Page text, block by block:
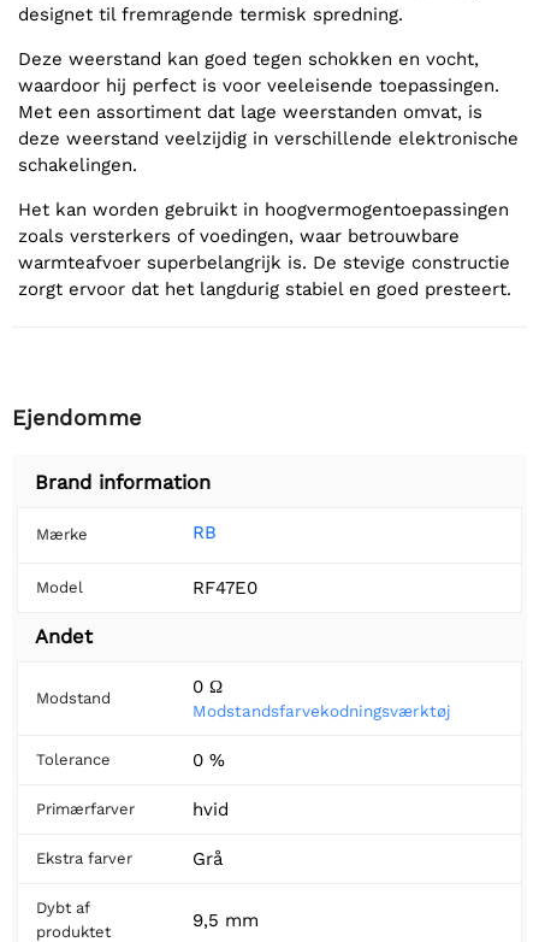
designet til fremragende termisk spredning.
Deze weerstand kan goed tegen schokken en vocht,
waardoor hij perfect is voor veeleisende toepassingen.
Met een assortiment dat lage weerstanden omvat, is
deze weerstand veelzijdig in verschillende elektronische
schakelingen.
Het kan worden gebruikt in hoogvermogentoepassingen
zoals versterkers of voedingen, waar betrouwbare
warmteafvoer superbelangrijk is. De stevige constructie
zorgt ervoor dat het langdurig stabiel en goed presteert.
Ejendomme
Brand information
Mærke RB
Model RF47E0
Andet
Modstand
0 Ω
Modstandsfarvekodningsværktøj
Tolerance 0 %
Primærfarver hvid
Ekstra farver Grå
Dybt af
produktet
9,5 mm